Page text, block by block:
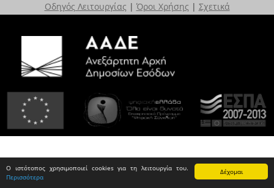
Δέχομαι
Ο ιστότοπος χρησιμοποιεί cookies για τη λειτουργία του.
Περισσότερα
Οδηγός Λειτουργίας | Όροι Χρήσης | Σχετικά